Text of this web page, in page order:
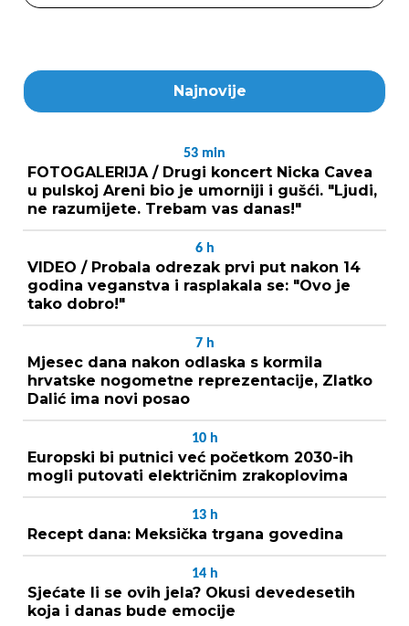
Najnovije
53 min
FOTOGALERIJA / Drugi koncert Nicka Cavea
u pulskoj Areni bio je umorniji i gušći. "Ljudi,
ne razumijete. Trebam vas danas!"
6 h
VIDEO / Probala odrezak prvi put nakon 14
godina veganstva i rasplakala se: "Ovo je
tako dobro!"
7 h
Mjesec dana nakon odlaska s kormila
hrvatske nogometne reprezentacije, Zlatko
Dalić ima novi posao
10 h
Europski bi putnici već početkom 2030-ih
mogli putovati električnim zrakoplovima
13 h
Recept dana: Meksička trgana govedina
14 h
Sjećate li se ovih jela? Okusi devedesetih
koja i danas bude emocije